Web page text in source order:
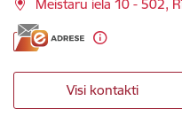
Meistaru iela 10 - 502,
Visi kontakti